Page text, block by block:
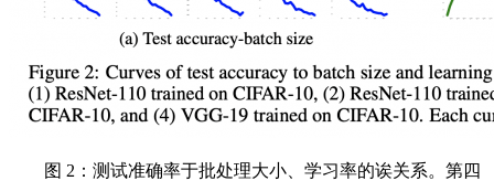
图 2：测试准确率于批处理大小、学习率的诶关系。第四